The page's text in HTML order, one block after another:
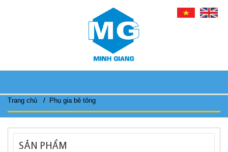
Trang chủ / Phụ gia bê tông
SẢN PHẨM